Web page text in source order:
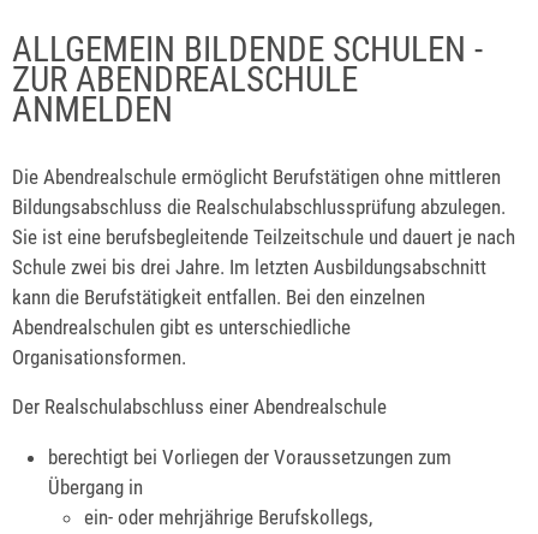
ALLGEMEIN BILDENDE SCHULEN -
ZUR ABENDREALSCHULE
ANMELDEN
Die Abendrealschule ermöglicht Berufstätigen ohne mittleren
Bildungsabschluss die Realschulabschlussprüfung abzulegen.
Sie ist eine berufsbegleitende Teilzeitschule und dauert je nach
Schule zwei bis drei Jahre. Im letzten Ausbildungsabschnitt
kann die Berufstätigkeit entfallen. Bei den einzelnen
Abendrealschulen gibt es unterschiedliche
Organisationsformen.
Der Realschulabschluss einer Abendrealschule
berechtigt bei Vorliegen der Voraussetzungen zum
Übergang in
ein- oder mehrjährige Berufskollegs,